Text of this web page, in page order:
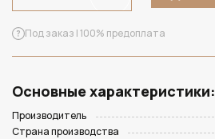
Под заказ | 100% предоплата
Основные характеристики:
Производитель
Страна производства